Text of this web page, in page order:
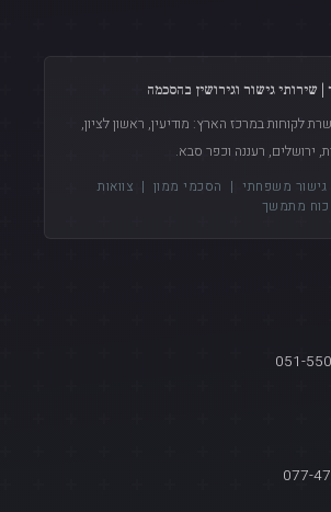
שירותי גישור וגירושין בהסכמה
לקוחות במרכז הארץ: מודיעין, ראשון לציון,
ירושלים, רעננה וכפר סבא.
גישור משפחתי | הסכמי ממון | צוואות
כוח מתמשך